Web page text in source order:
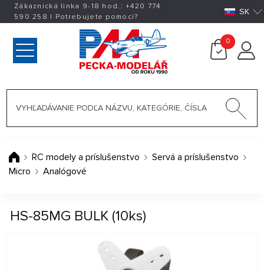
Zákaznická linka 9-18 hod.:+420 774
590 258 | Potrebujete pomoci? SK
0
RC modely a príslušenstvo
Servá a príslušenstvo
Micro
Analógové
HS-85MG BULK (10ks)